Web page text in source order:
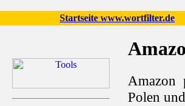
Startseite www.wortfilter.de
Amazon
Polen